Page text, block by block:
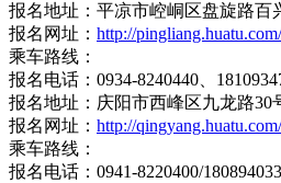
报名地址：平凉市崆峒区盘旋路百
报名网址： http://pingliang.huatu.com/
乘车路线：
报名电话：0934-8240440、
报名地址：庆阳市西峰区九龙路30
报名网址： http://qingyang.huatu.com/
乘车路线：
报名电话：0941-8220400/